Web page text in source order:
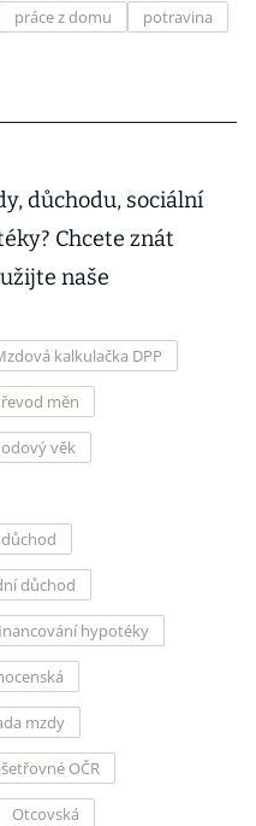
práce z domu
potravina
důchodu, sociální
Chcete znát
naše
kalkulačka DPP
měn
věk
důchod
hypotéky
mzdy
OČR
Otcovská